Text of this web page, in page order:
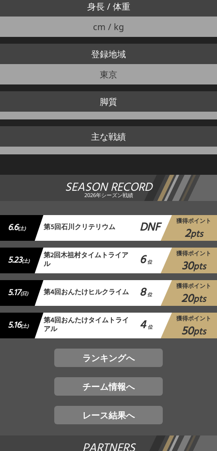
身長 / 体重
cm / kg
登録地域
東京
脚質
主な戦績
SEASON RECORD
2026年シーズン戦績
6.6(土) 第5回石川クリテリウム DNF 獲得ポイント
2pts
5.23(土) 第2回木祖村タイムトライア
ル 6 位
獲得ポイント
30pts
5.17(日) 第4回おんたけヒルクライム 8 位
獲得ポイント
20pts
5.16(土) 第4回おんたけタイムトライ
アル 4 位
獲得ポイント
50pts
ランキングへ
チーム情報へ
レース結果へ